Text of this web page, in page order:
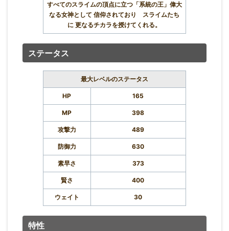
すべてのスライムの頂点に立つ「系統の王」偉大
なる女神として 信仰されており スライムたち
に 更なるチカラを授けてくれる。
ステータス
最大レベルのステータス
HP 165
MP 398
攻撃力 489
防御力 630
素早さ 373
賢さ 400
ウェイト 30
特性